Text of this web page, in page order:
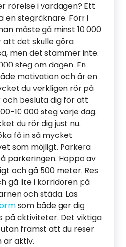
rörelse i vardagen? Ett
en stegräknare. Förr i
måste gå minst 10 000
att det skulle göra
men det stämmer inte.
steg om dagen. En
motivation och är en
du verkligen rör på
och besluta dig för att
10 000 steg varje dag.
du rör dig just nu.
få in så mycket
som möjligt. Parkera
parkeringen. Hoppa av
och gå 500 meter. Res
gå lite i korridoren på
och städa. Läs
som både ger dig
på aktiviteter. Det viktiga
främst att du reser
är aktiv.